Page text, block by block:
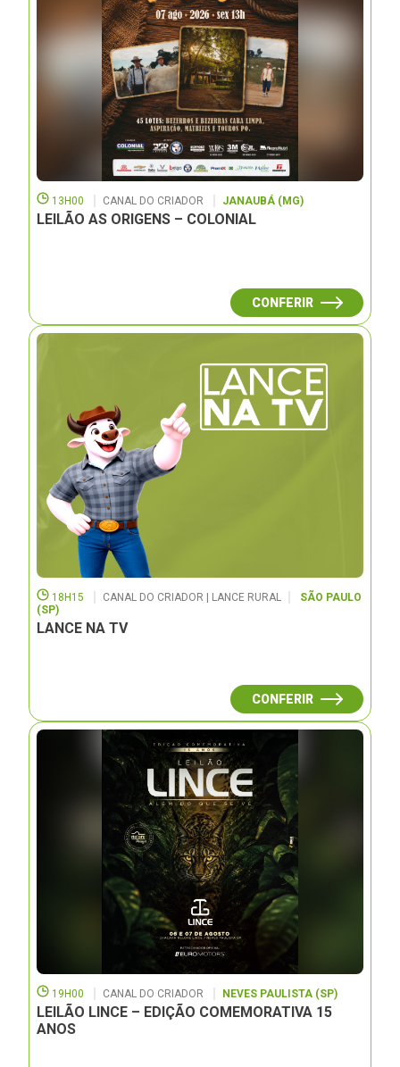
13H00 CANAL DO CRIADOR JANAUBÁ (MG)
LEILÃO AS ORIGENS – COLONIAL
CONFERIR
18H15 CANAL DO CRIADOR | LANCE RURAL
SÃO PAULO
(SP)
LANCE NA TV
CONFERIR
19H00 CANAL DO CRIADOR NEVES PAULISTA (SP)
LEILÃO LINCE – EDIÇÃO COMEMORATIVA 15
ANOS